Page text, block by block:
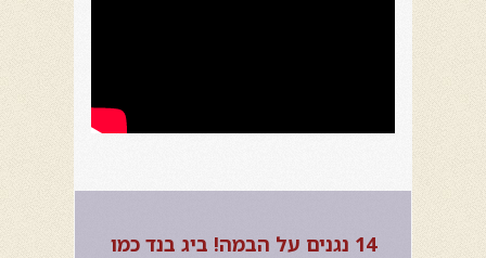
14 נגנים על הבמה! ביג בנד כמו